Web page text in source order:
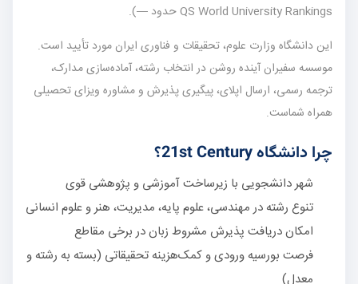
QS World University Rankings حدود —).
این دانشگاه وزارت علوم، تحقیقات و فناوری ایران مورد تأیید است.
موسسه سفیران آینده روشن در انتخاب رشته، آماده‌سازی مدارک،
ترجمه رسمی، ارسال اپلای، پیگیری پذیرش و مشاوره ویزای تحصیلی
همراه شماست.
چرا دانشگاه 21st Century؟
شهر دانشجویی با زیرساخت آموزشی و پژوهشی قوی
تنوع رشته در مهندسی، علوم پایه، مدیریت، هنر و علوم انسانی
امکان دریافت پذیرش مشروط زبان در برخی مقاطع
فرصت بورسیه ورودی و کمک‌هزینه تحقیقاتی (بسته به رشته و
معدل)